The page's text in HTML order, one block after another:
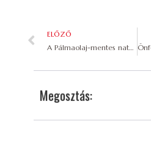
ELŐZŐ
A Pálmaolaj-mentes natúrkozmetikumaink a fenntartható gazdaság elkötelezettjei
Megosztás: